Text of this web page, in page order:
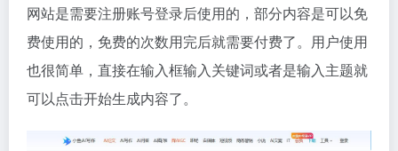
网站是需要注册账号登录后使用的，部分内容是可以免
费使用的，免费的次数用完后就需要付费了。用户使用
也很简单，直接在输入框输入关键词或者是输入主题就
可以点击开始生成内容了。